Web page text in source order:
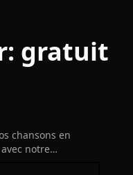
gratuit
chansons en
notre